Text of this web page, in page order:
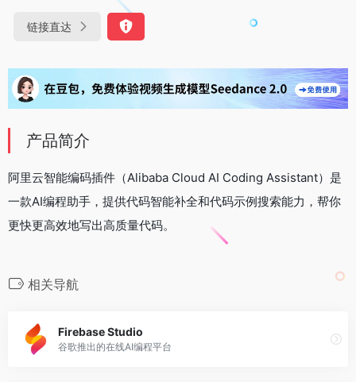
链接直达
产品简介
阿里云智能编码插件（Alibaba Cloud AI Coding Assistant）是
一款AI编程助手，提供代码智能补全和代码示例搜索能力，帮你
更快更高效地写出高质量代码。
相关导航
Firebase Studio
谷歌推出的在线AI编程平台